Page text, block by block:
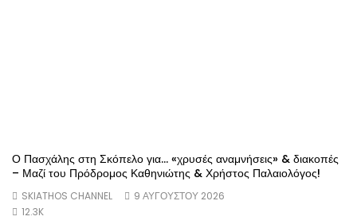
Ο Πασχάλης στη Σκόπελο για… «χρυσές αναμνήσεις» & διακοπές
– Μαζί του Πρόδρομος Καθηνιώτης & Χρήστος Παλαιολόγος!
SKIATHOS CHANNEL
9 ΑΥΓΟΎΣΤΟΥ 2026
12.3K